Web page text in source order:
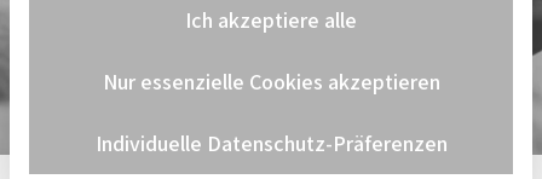
Ich akzeptiere alle
Nur essenzielle Cookies akzeptieren
Individuelle Datenschutz-Präferenzen